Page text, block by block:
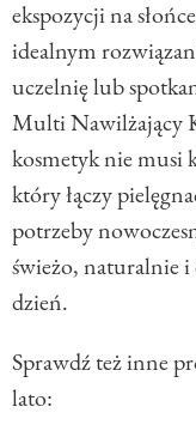
ekspozycji na
idealnym
uczelnię lub
Multi Nawilżający
kosmetyk nie musi
który łączy
potrzeby
świeżo, naturalnie i
dzień.
Sprawdź też inne
lato: